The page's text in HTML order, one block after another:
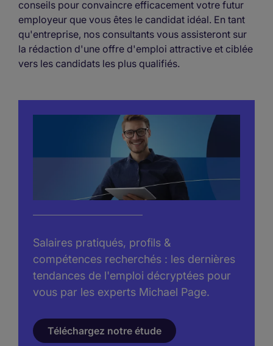
conseils pour convaincre efficacement votre futur
employeur que vous êtes le candidat idéal. En tant
qu'entreprise, nos consultants vous assisteront sur
la rédaction d'une offre d'emploi attractive et ciblée
vers les candidats les plus qualifiés.
Salaires pratiqués, profils &
compétences recherchés : les dernières
tendances de l'emploi décryptées pour
vous par les experts Michael Page.
Téléchargez notre étude